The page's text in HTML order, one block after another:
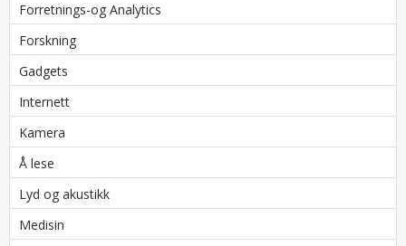
Forretnings-og Analytics
Forskning
Gadgets
Internett
Kamera
Å lese
Lyd og akustikk
Medisin